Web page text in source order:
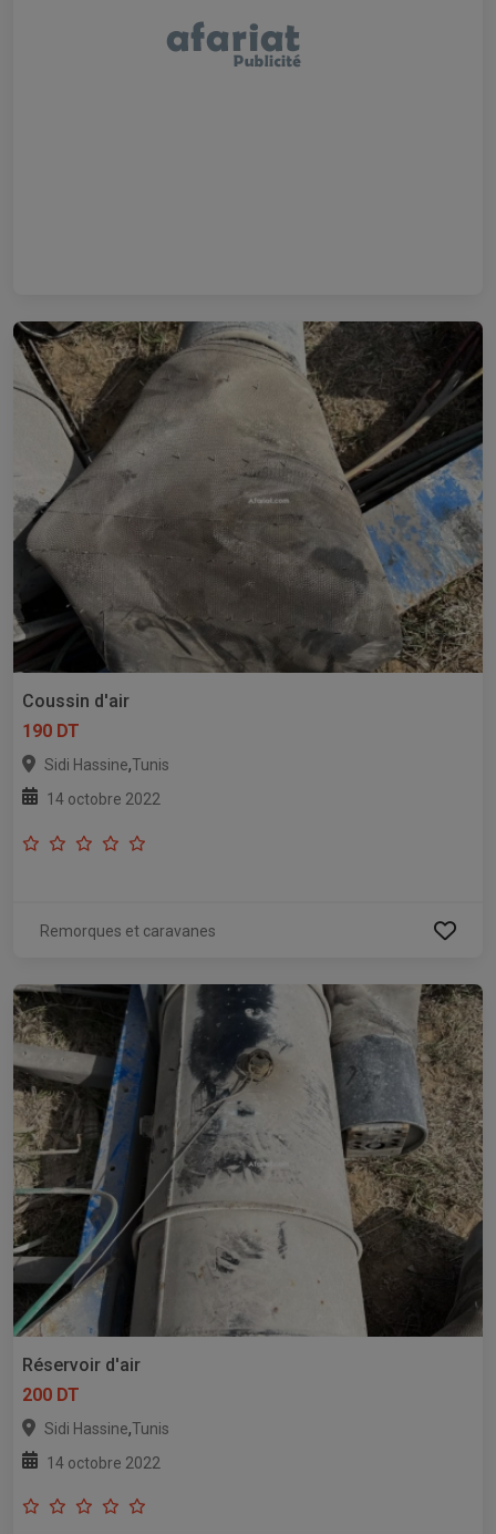
Coussin d'air
190 DT
Sidi Hassine,Tunis
14 octobre 2022
Remorques et caravanes
Réservoir d'air
200 DT
Sidi Hassine,Tunis
14 octobre 2022